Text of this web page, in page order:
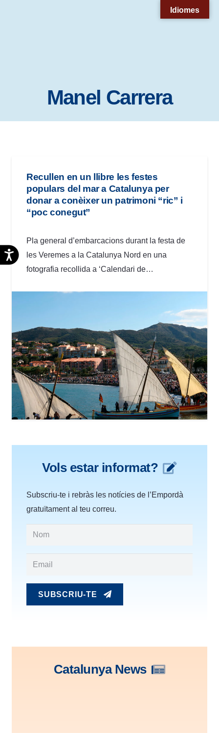
accesibilidad.
Accesibilidad
Manel Carrera
Recullen en un llibre les festes
populars del mar a Catalunya per
donar a conèixer un patrimoni “ric” i
“poc conegut”
Pla general d’embarcacions durant la festa de
les Veremes a la Catalunya Nord en una
fotografia recollida a ‘Calendari de…
Vols estar informat?
Subscriu-te i rebràs les notícies de l’Empordà
gratuïtament al teu correu.
SUBSCRIU-TE
Catalunya News
Idiomes